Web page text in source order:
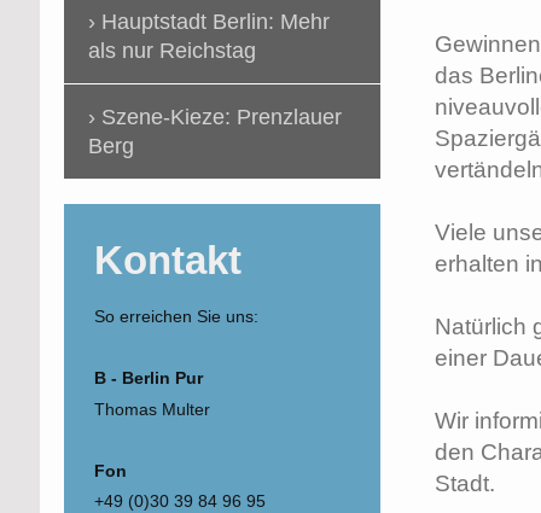
das
Viele
erhalten
Natürlich
einer
Wir
den
Stadt.
Hauptstadt Berlin: Mehr
als nur Reichstag
Szene-Kieze: Prenzlauer
Berg
Kontakt
So erreichen Sie uns:
B - Berlin Pur
Thomas Multer
Fon
+49 (0)30 39 84 96 95